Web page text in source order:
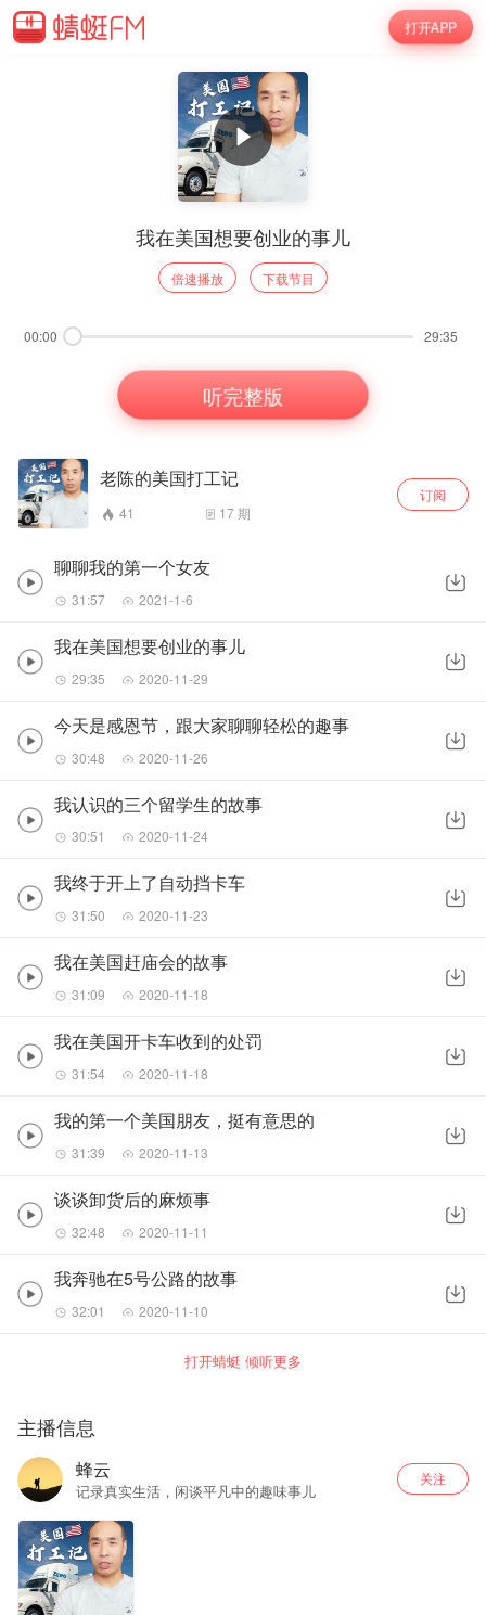
打开APP
我在美国想要创业的事儿
倍速播放 下载节目
00:00 29:35
听完整版
老陈的美国打工记
41 17期
订阅
聊聊我的第一个女友
31:57 2021-1-6
我在美国想要创业的事儿
29:35 2020-11-29
今天是感恩节，跟大家聊聊轻松的趣事
30:48 2020-11-26
我认识的三个留学生的故事
30:51 2020-11-24
我终于开上了自动挡卡车
31:50 2020-11-23
我在美国赶庙会的故事
31:09 2020-11-18
我在美国开卡车收到的处罚
31:54 2020-11-18
我的第一个美国朋友，挺有意思的
31:39 2020-11-13
谈谈卸货后的麻烦事
32:48 2020-11-11
我奔驰在5号公路的故事
32:01 2020-11-10
打开蜻蜓 倾听更多
主播信息
蜂云
记录真实生活，闲谈平凡中的趣味事儿
关注